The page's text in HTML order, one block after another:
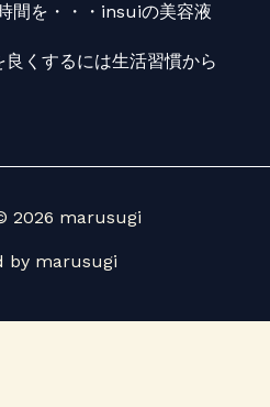
間を・・・insuiの美容液
くするには生活習慣から
2026 marusugi
by marusugi